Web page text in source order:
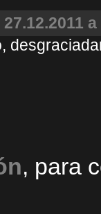
27.12.2011
, para